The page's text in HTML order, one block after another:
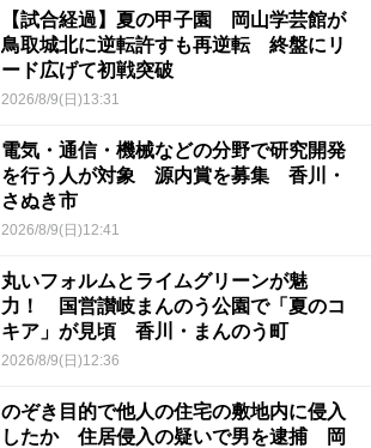
【試合経過】夏の甲子園 岡山学芸館が
鳥取城北に逆転許すも再逆転 終盤にリ
ード広げて初戦突破
2026/8/9(日)13:31
電気・通信・機械などの分野で研究開発
を行う人が対象 源内賞を募集 香川・
さぬき市
2026/8/9(日)12:41
丸いフォルムとライムグリーンが魅
力！ 国営讃岐まんのう公園で「夏のコ
キア」が見頃 香川・まんのう町
2026/8/9(日)12:36
のぞき目的で他人の住宅の敷地内に侵入
したか 住居侵入の疑いで男を逮捕 岡